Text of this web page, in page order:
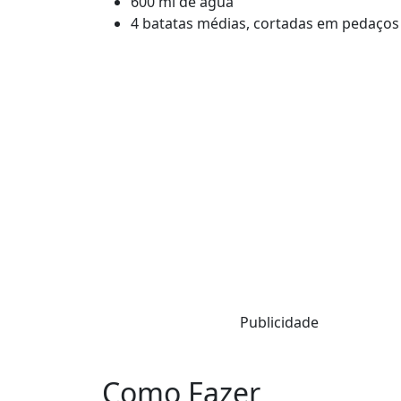
4 batatas médias, cortadas em pedaços
Publicidade
Como Fazer